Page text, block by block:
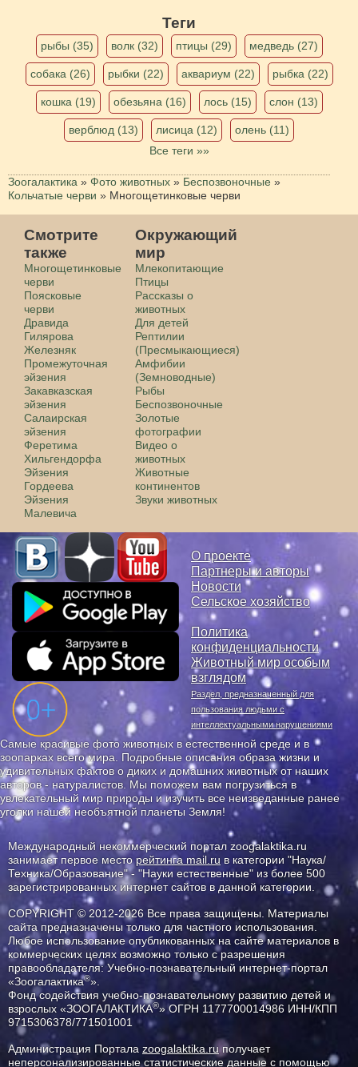
Теги
рыбы (35) волк (32) птицы (29) медведь (27)
собака (26) рыбки (22) аквариум (22) рыбка (22)
кошка (19) обезьяна (16) лось (15) слон (13)
верблюд (13) лисица (12)
олень (11)
Все теги »»
Зоогалактика » Фото животных » Беспозвоночные »
Кольчатые черви » Многощетинковые черви
Смотрите
также
Многощетинковые
черви
Поясковые
черви
Дравида
Гилярова
Железняк
Промежуточная
эйзения
Закавказская
эйзения
Салаирская
эйзения
Феретима
Хильгендорфа
Эйзения
Гордеева
Эйзения
Малевича
Окружающий
мир
Млекопитающие
Птицы
Рассказы о
животных
Для детей
Рептилии
(Пресмыкающиеся)
Амфибии
(Земноводные)
Рыбы
Беспозвоночные
Золотые
фотографии
Видео о
животных
Животные
континентов
Звуки животных
О проекте
Партнеры и авторы
Новости
Сельское хозяйство
Политика
конфиденциальности
Животный мир особым
взглядом
Раздел, предназначенный для
пользования людьми с
интеллектуальными нарушениями
Самые красивые фото животных в естественной среде и в
зоопарках всего мира. Подробные описания образа жизни и
удивительных фактов о диких и домашних животных от наших
авторов - натуралистов. Мы поможем вам погрузиться в
увлекательный мир природы и изучить все неизведанные ранее
уголки нашей необъятной планеты Земля!
Международный некоммерческий портал zoogalaktika.ru
занимает первое месторейтинга mail.ru в категории "Наука/
Техника/Образование" - "Науки естественные" из более 500
зарегистрированных интернет сайтов в данной категории.
COPYRIGHT © 2012-2026 Все права защищены. Материалы
сайта предназначены только для частного использования.
Любое использование опубликованных на сайте материалов в
коммерческих целях возможно только с разрешения
правообладателя: Учебно-познавательный интернет-портал
«Зоогалактика®».
Фонд содействия учебно-познавательному развитию детей и
взрослых «ЗООГАЛАКТИКА®» ОГРН 1177700014986 ИНН/КПП
9715306378/771501001
Администрация Портала zoogalaktika.ruполучает
неперсонализированные статистические данные с помощью